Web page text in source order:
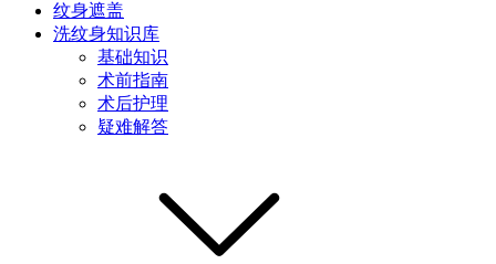
纹身遮盖
洗纹身知识库
基础知识
术前指南
术后护理
疑难解答